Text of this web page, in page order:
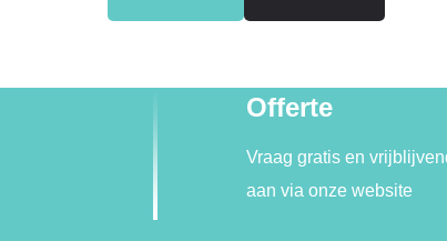
Offerte
Vraag gratis en
aan via onze website